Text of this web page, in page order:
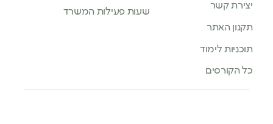
יצירת קשר
תקנון האתר
תוכניות לימוד
כל הקורסים
שעות פעילות המשרד